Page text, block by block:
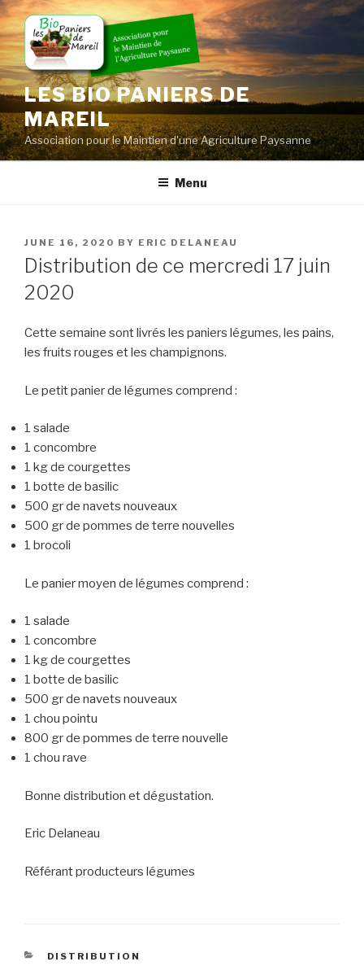
Skip
to
content
LES BIO PANIERS DE
MAREIL
Association pour le Maintien d'une Agriculture Paysanne
Menu
POSTED
ON
JUNE 16, 2020 BY ERIC DELANEAU
Distribution de ce mercredi 17 juin
2020
Cette semaine sont livrés les paniers légumes, les pains,
les fruits rouges et les champignons.
Le petit panier de légumes comprend :
1 salade
1 concombre
1 kg de courgettes
1 botte de basilic
500 gr de navets nouveaux
500 gr de pommes de terre nouvelles
1 brocoli
Le panier moyen de légumes comprend :
1 salade
1 concombre
1 kg de courgettes
1 botte de basilic
500 gr de navets nouveaux
1 chou pointu
800 gr de pommes de terre nouvelle
1 chou rave
Bonne distribution et dégustation.
Eric Delaneau
Référant producteurs légumes
CATEGORIES
DISTRIBUTION